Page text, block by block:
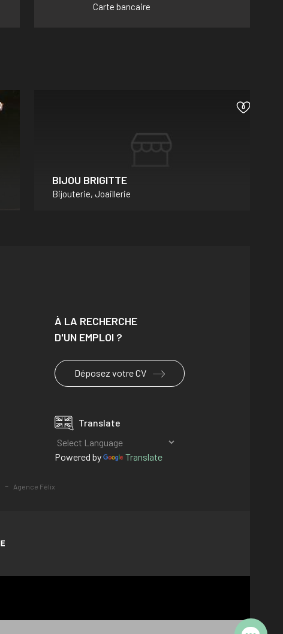
Carte bancaire
BIJOU BRIGITTE
Bijouterie, Joaillerie
À LA RECHERCHE
D'UN EMPLOI ?
Déposez votre CV
Translate
Powered by Translate
- Agence Félix